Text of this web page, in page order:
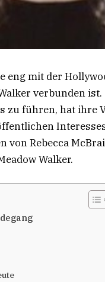
eng mit der
verbunden ist.
zu führen, hat ihre
von Rebecca
Walker.